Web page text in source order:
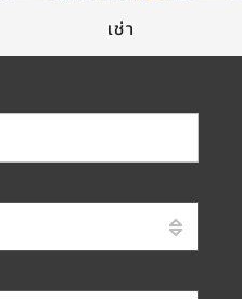
เช่า